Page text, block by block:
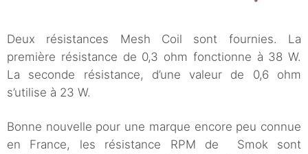
Deux résistances Mesh Coil sont fournies. La
première résistance de 0,3 ohm fonctionne à 38 W.
La seconde résistance, d’une valeur de 0,6 ohm
s’utilise à 23 W.
Bonne nouvelle pour une marque encore peu connue
en France, les résistance RPM de Smok sont